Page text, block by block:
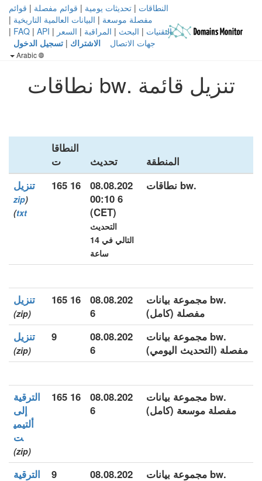
النطاقات | تحديثات يومية | قوائم مفصلة | قوائم
مفصلة موسعة | البيانات العالمية التاريخية |
التقنيات | البحث | المراقبة | السعر |
FAQ | API
|
جهات الاتصال
الاشتراك | تسجيل الدخول
تنزيل قائمة .bw نطاقات
المنطقة تحديث
النطاقا
ت
.bw نطاقات
08.08.202
6 00:10
(CET)
التحديث
التالي في 14
ساعة
16 165 تنزيل
(
zip
txt
)
.bw مجموعة بيانات
مفصلة (كامل)
08.08.202
6
16 165 تنزيل
(zip)
.bw مجموعة بيانات
مفصلة (التحديث اليومي)
08.08.202
6
9 تنزيل
(zip)
.bw مجموعة بيانات
مفصلة موسعة (كامل)
08.08.202
6
16 165
الترقية
إلى
ألتيمي
ت
(zip)
.bw مجموعة بيانات
08.08.202
9
الترقية